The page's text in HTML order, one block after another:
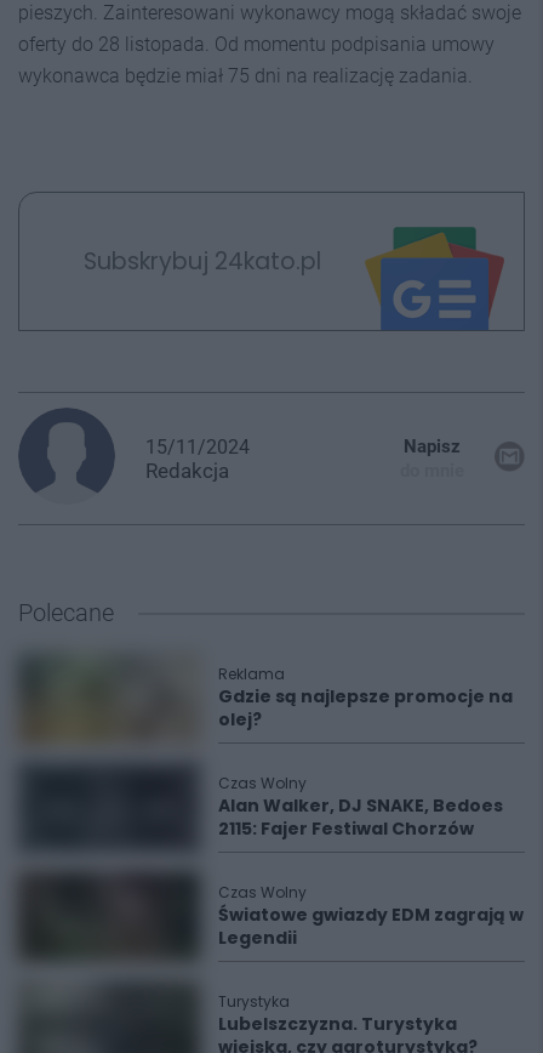
pieszych. Zainteresowani wykonawcy mogą składać swoje
oferty do 28 listopada. Od momentu podpisania umowy
wykonawca będzie miał 75 dni na realizację zadania.
Subskrybuj 24kato.pl
15/11/2024
Redakcja
Napisz
Polecane
Reklama
Gdzie są najlepsze promocje na
olej?
Czas Wolny
Alan Walker, DJ SNAKE, Bedoes
2115: Fajer Festiwal Chorzów
Czas Wolny
Światowe gwiazdy EDM zagrają w
Legendii
Turystyka
Lubelszczyzna. Turystyka
wiejska, czy agroturystyka?